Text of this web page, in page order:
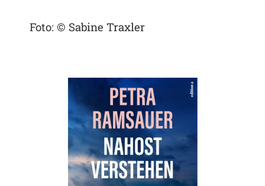
Foto: © Sabine Traxler